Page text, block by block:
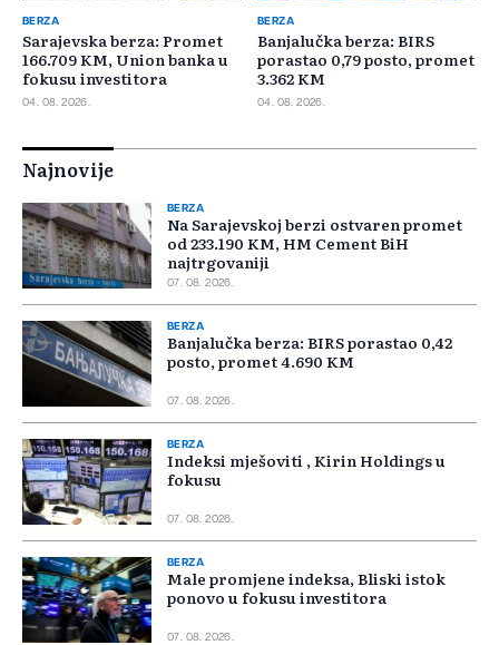
BERZA
Sarajevska berza: Promet
166.709 KM, Union banka u
fokusu investitora
04. 08. 2026.
BERZA
Banjalučka berza: BIRS
porastao 0,79 posto, promet
3.362 KM
04. 08. 2026.
Najnovije
BERZA
Na Sarajevskoj berzi ostvaren promet
od 233.190 KM, HM Cement BiH
najtrgovaniji
07. 08. 2026.
BERZA
Banjalučka berza: BIRS porastao 0,42
posto, promet 4.690 KM
07. 08. 2026.
BERZA
Indeksi mješoviti , Kirin Holdings u
fokusu
07. 08. 2026.
BERZA
Male promjene indeksa, Bliski istok
ponovo u fokusu investitora
07. 08. 2026.